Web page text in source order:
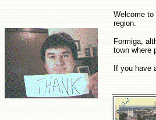
Welcome
region.
Formiga,
town where
If you have